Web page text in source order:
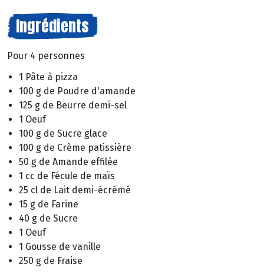
Ingrédients
Pour 4 personnes
1 Pâte à pizza
100 g de Poudre d'amande
125 g de Beurre demi-sel
1 Oeuf
100 g de Sucre glace
100 g de Crème patissière
50 g de Amande effilée
1 cc de Fécule de maïs
25 cl de Lait demi-écrémé
15 g de Farine
40 g de Sucre
1 Oeuf
1 Gousse de vanille
250 g de Fraise